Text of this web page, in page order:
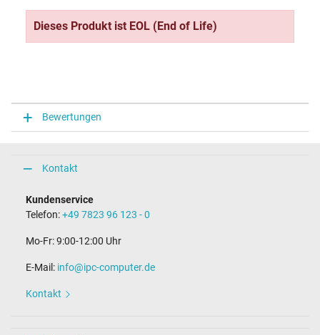
Dieses Produkt ist EOL (End of Life)
Bewertungen
Kontakt
Kundenservice
Telefon:+49 7823 96 123 - 0
Mo-Fr: 9:00-12:00 Uhr
E-Mail: info@ipc-computer.de
Kontakt